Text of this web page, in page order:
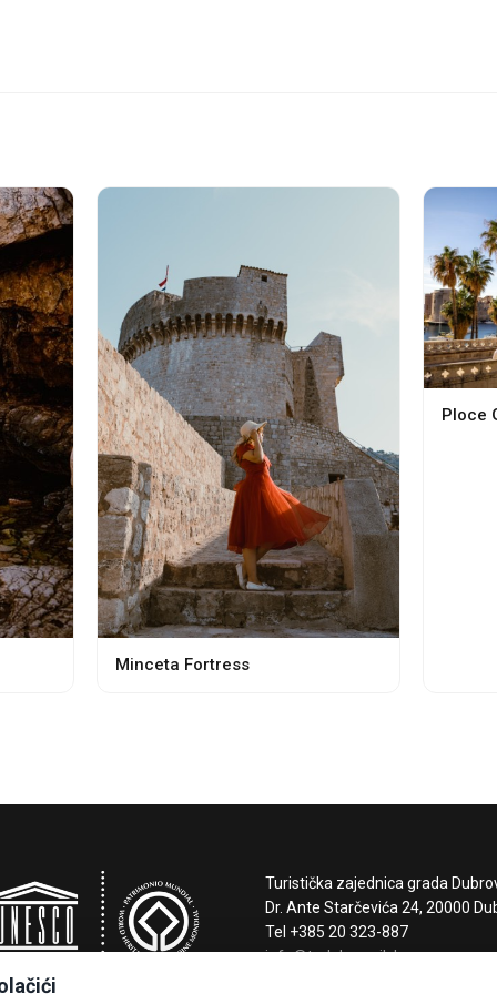
Minceta Fortress
Ploce
Turistička zajednica grada
Dr. Ante Starčevića 24, 20000
Tel +385 20 323-887
info@tzdubrovnik.hr